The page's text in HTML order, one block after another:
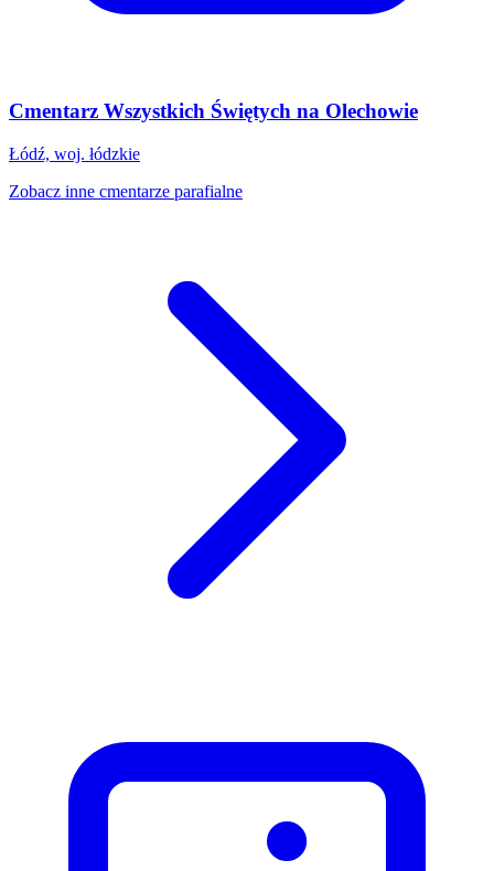
Cmentarz Wszystkich Świętych na Olechowie
Łódź, woj. łódzkie
Zobacz inne cmentarze parafialne